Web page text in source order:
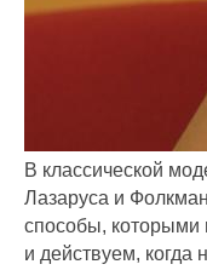
В классической
Лазаруса и
способы, которыми
и действуем, когда